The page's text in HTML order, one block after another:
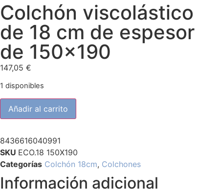
Colchón viscolástico
de 18 cm de espesor
de 150×190
147,05 €
1 disponibles
Añadir al carrito
8436616040991
SKU ECO.18 150X190
Categorías Colchón 18cm, Colchones
Información adicional